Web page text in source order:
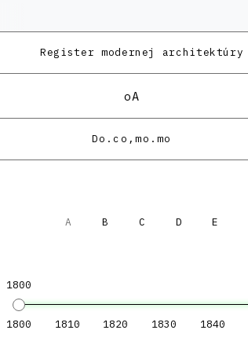
Register modernej architektúry
oA
Do.co,mo.mo
A B C D E
1800
1800 1810 1820 1830 1840